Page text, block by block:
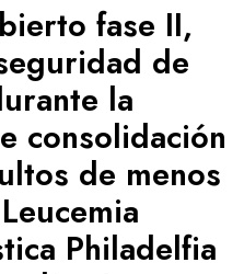
fase II,
de
la
consolidación
de menos
Philadelfia